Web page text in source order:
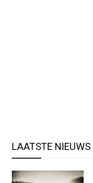
LAATSTE NIEUWS